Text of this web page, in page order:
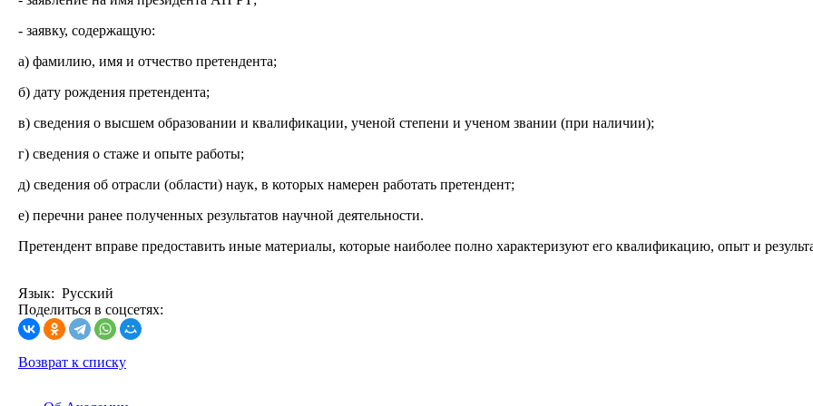
- заявку, содержащую:
а) фамилию, имя и отчество претендента;
б) дату рождения претендента;
в) сведения о высшем образовании и квалификации, ученой степени и ученом звании (при наличии);
г) сведения о стаже и опыте работы;
д) сведения об отрасли (области) наук, в которых намерен работать претендент;
е) перечни ранее полученных результатов научной деятельности.
Претендент вправе предоставить иные материалы, которые наиболее полно характеризуют его квалификацию, опыт и
Язык: Русский
Поделиться в соцсетях:
Возврат к списку